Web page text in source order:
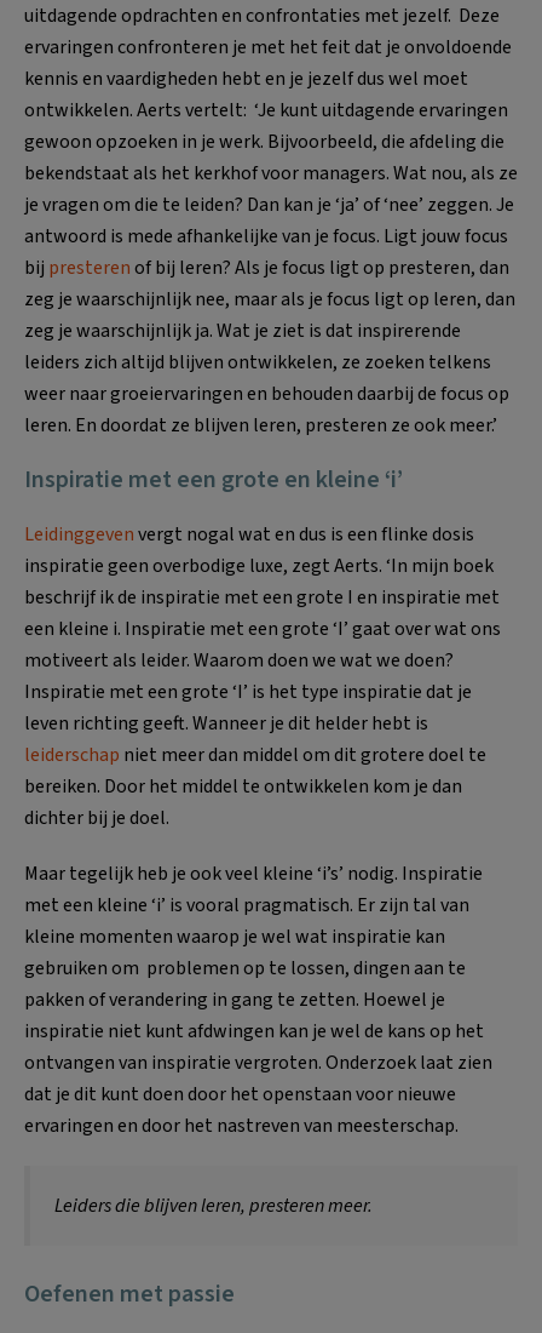
uitdagende opdrachten en confrontaties met jezelf. Deze
ervaringen confronteren je met het feit dat je onvoldoende
kennis en vaardigheden hebt en je jezelf dus wel moet
ontwikkelen. Aerts vertelt: ‘Je kunt uitdagende ervaringen
gewoon opzoeken in je werk. Bijvoorbeeld, die afdeling die
bekendstaat als het kerkhof voor managers. Wat nou, als ze
je vragen om die te leiden? Dan kan je ‘ja’ of ‘nee’ zeggen. Je
antwoord is mede afhankelijke van je focus. Ligt jouw focus
bij presterenof bij leren? Als je focus ligt op presteren, dan
zeg je waarschijnlijk nee, maar als je focus ligt op leren, dan
zeg je waarschijnlijk ja. Wat je ziet is dat inspirerende
leiders zich altijd blijven ontwikkelen, ze zoeken telkens
weer naar groeiervaringen en behouden daarbij de focus op
leren. En doordat ze blijven leren, presteren ze ook meer.’
Inspiratie met een grote en kleine ‘i’
Leidinggevenvergt nogal wat en dus is een flinke dosis
inspiratie geen overbodige luxe, zegt Aerts. ‘In mijn boek
beschrijf ik de inspiratie met een grote I en inspiratie met
een kleine i. Inspiratie met een grote ‘I’ gaat over wat ons
motiveert als leider. Waarom doen we wat we doen?
Inspiratie met een grote ‘I’ is het type inspiratie dat je
leven richting geeft. Wanneer je dit helder hebt is
leiderschap niet meer dan middel om dit grotere doel te
bereiken. Door het middel te ontwikkelen kom je dan
dichter bij je doel.
Maar tegelijk heb je ook veel kleine ‘i’s’ nodig. Inspiratie
met een kleine ‘i’ is vooral pragmatisch. Er zijn tal van
kleine momenten waarop je wel wat inspiratie kan
gebruiken om problemen op te lossen, dingen aan te
pakken of verandering in gang te zetten. Hoewel je
inspiratie niet kunt afdwingen kan je wel de kans op het
ontvangen van inspiratie vergroten. Onderzoek laat zien
dat je dit kunt doen door het openstaan voor nieuwe
ervaringen en door het nastreven van meesterschap.
Leiders die blijven leren, presteren meer.
Oefenen met passie